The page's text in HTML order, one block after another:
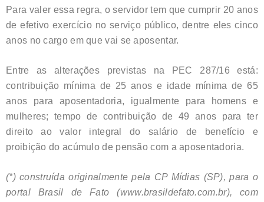
Para valer essa regra, o servidor tem que cumprir 20 anos
de efetivo exercício no serviço público, dentre eles cinco
anos no cargo em que vai se aposentar.
Entre as alterações previstas na PEC 287/16 está:
contribuição mínima de 25 anos e idade mínima de 65
anos para aposentadoria, igualmente para homens e
mulheres; tempo de contribuição de 49 anos para ter
direito ao valor integral do salário de benefício e
proibição do acúmulo de pensão com a aposentadoria.
(*) construída originalmente pela CP Mídias (SP), para o
portal Brasil de Fato (www.brasildefato.com.br), com